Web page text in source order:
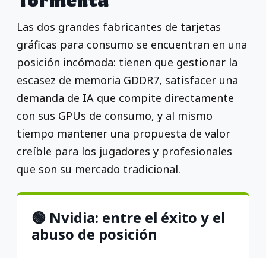
Las dos grandes fabricantes de tarjetas
gráficas para consumo se encuentran en una
posición incómoda: tienen que gestionar la
escasez de memoria GDDR7, satisfacer una
demanda de IA que compite directamente
con sus GPUs de consumo, y al mismo
tiempo mantener una propuesta de valor
creíble para los jugadores y profesionales
que son su mercado tradicional.
🟢 Nvidia: entre el éxito y el
abuso de posición